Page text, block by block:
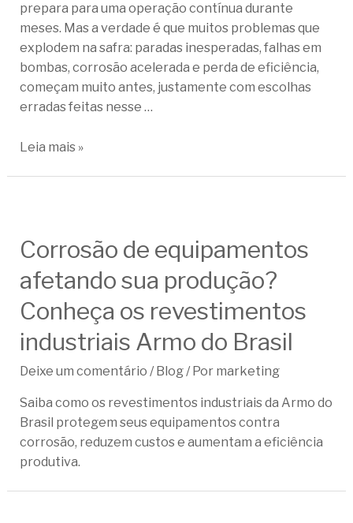
prepara para uma operação contínua durante
meses. Mas a verdade é que muitos problemas que
explodem na safra: paradas inesperadas, falhas em
bombas, corrosão acelerada e perda de eficiência,
começam muito antes, justamente com escolhas
erradas feitas nesse …
Leia mais »
Corrosão de equipamentos
afetando sua produção?
Conheça os revestimentos
industriais Armo do Brasil
Deixe um comentário /Blog/ Por marketing
Saiba como os revestimentos industriais da Armo do
Brasil protegem seus equipamentos contra
corrosão, reduzem custos e aumentam a eficiência
produtiva.